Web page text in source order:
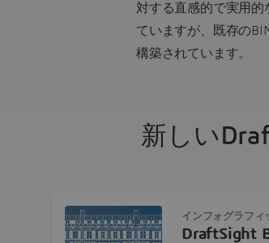
対する直感的で実用
ていますが、既存の
構築されています。
新しい
インフォグラフィ
DraftSight